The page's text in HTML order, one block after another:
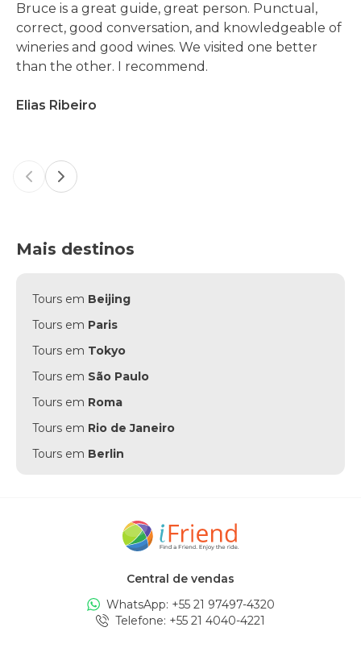
Bruce is a great guide, great person. Punctual,
correct, good conversation, and knowledgeable of
wineries and good wines. We visited one better
than the other. I recommend.
Elias Ribeiro
Previous slide
Next slide
Mais destinos
Tours em Beijing
Tours em Paris
Tours em Tokyo
Tours em São Paulo
Tours em Roma
Tours em Rio de Janeiro
Tours em Berlin
Amsterdam
Edinburgh
Tours emLondon
Central de vendas
WhatsApp: +55 21 97497-4320
Telefone: +55 21 4040-4221